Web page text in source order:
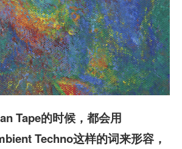
Tape的时候，都会用
Techno这样的词来形容，